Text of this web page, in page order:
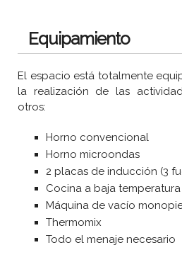
Equipamiento
El espacio está totalmente
la realización de las
otros:
Horno convencional
Horno microondas
2 placas de inducción (3
Cocina a baja temperatura
Máquina de vacío
Thermomix
Todo el menaje necesario